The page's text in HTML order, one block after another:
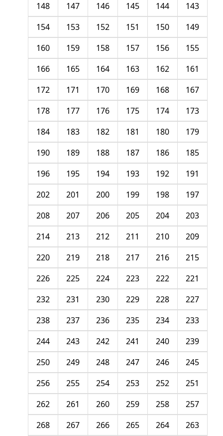
143
144
145
146
147
148
149
150
151
152
153
154
155
156
157
158
159
160
161
162
163
164
165
166
167
168
169
170
171
172
173
174
175
176
177
178
179
180
181
182
183
184
185
186
187
188
189
190
191
192
193
194
195
196
197
198
199
200
201
202
203
204
205
206
207
208
209
210
211
212
213
214
215
216
217
218
219
220
221
222
223
224
225
226
227
228
229
230
231
232
233
234
235
236
237
238
239
240
241
242
243
244
245
246
247
248
249
250
251
252
253
254
255
256
257
258
259
260
261
262
263
264
265
266
267
268